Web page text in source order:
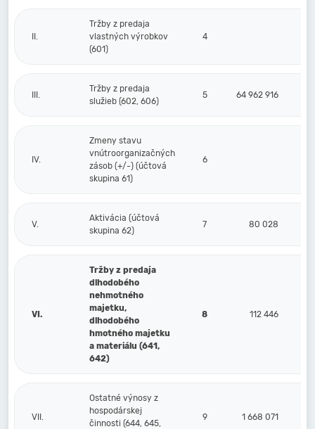
II.
Tržby z predaja
vlastných výrobkov
(601)
4
III.
Tržby z predaja
služieb (602, 606)
5 64 962 916
IV.
Zmeny stavu
vnútroorganizačných
zásob (+/-) (účtová
skupina 61)
6
V.
Aktivácia (účtová
skupina 62)
7 80 028
VI.
Tržby z predaja
dlhodobého
nehmotného
majetku,
dlhodobého
hmotného majetku
a materiálu (641,
642)
8 112 446
VII.
Ostatné výnosy z
hospodárskej
činnosti (644, 645,
9 1 668 071